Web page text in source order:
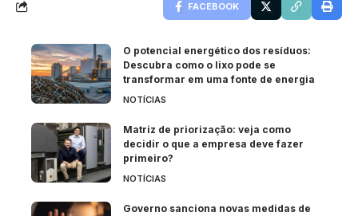
FACEBOOK
O potencial energético dos resíduos:
Descubra como o lixo pode se
transformar em uma fonte de energia
NOTÍCIAS
Matriz de priorização: veja como
decidir o que a empresa deve fazer
primeiro?
NOTÍCIAS
Governo sanciona novas medidas de